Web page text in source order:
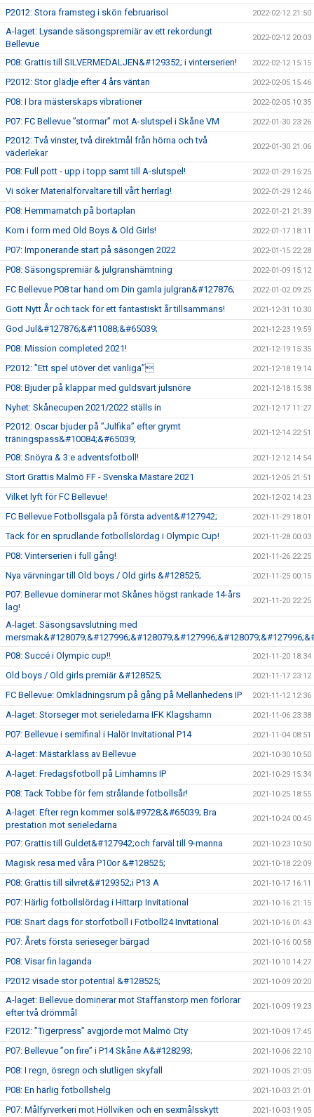
P2012: Stora framsteg i skön februarisol 2022-02-12 21:50
A-laget: Lysande säsongspremiär av ett rekordungt
Bellevue
2022-02-12 20:03
P08: Grattis till SILVERMEDALJEN&#129352; i vinterserien! 2022-02-12 15:15
P2012: Stor glädje efter 4 års väntan 2022-02-05 15:46
P08: I bra mästerskaps vibrationer 2022-02-05 10:35
P07: FC Bellevue ”stormar” mot A-slutspel i Skåne VM 2022-01-30 23:26
P2012: Två vinster, två direktmål från hörna och två
väderlekar
2022-01-30 21:06
P08: Full pott - upp i topp samt till A-slutspel! 2022-01-29 15:25
Vi söker Materialförvaltare till vårt herrlag! 2022-01-29 12:46
P08: Hemmamatch på bortaplan 2022-01-21 21:39
Kom i form med Old Boys & Old Girls! 2022-01-17 18:11
P07: Imponerande start på säsongen 2022 2022-01-15 22:28
P08: Säsongspremiär & julgranshämtning 2022-01-09 15:12
FC Bellevue P08 tar hand om Din gamla julgran&#127876; 2022-01-02 09:25
Gott Nytt År och tack för ett fantastiskt år tillsammans! 2021-12-31 10:30
God Jul&#127876;&#11088;&#65039; 2021-12-23 19:59
P08: Mission completed 2021! 2021-12-19 15:35
P2012: ”Ett spel utöver det vanliga” 2021-12-18 19:14
P08: Bjuder på klappar med guldsvart julsnöre 2021-12-18 15:38
Nyhet: Skånecupen 2021/2022 ställs in 2021-12-17 11:27
P2012: Oscar bjuder på ”Julfika” efter grymt
träningspass&#10084;&#65039;
2021-12-14 22:51
P08: Snöyra & 3:e adventsfotboll! 2021-12-12 14:54
Stort Grattis Malmö FF - Svenska Mästare 2021 2021-12-05 21:51
Vilket lyft för FC Bellevue! 2021-12-02 14:23
FC Bellevue Fotbollsgala på första advent&#127942; 2021-11-29 18:01
Tack för en sprudlande fotbollslördag i Olympic Cup! 2021-11-28 00:03
P08: Vinterserien i full gång! 2021-11-26 22:25
Nya värvningar till Old boys / Old girls &#128525; 2021-11-25 00:15
P07: Bellevue dominerar mot Skånes högst rankade 14-års
lag!
2021-11-20 22:25
A-laget: Säsongsavslutning med
P08: Succé i Olympic cup!!
2021-11-20 18:34
Old boys / Old girls premiär &#128525; 2021-11-17 23:12
FC Bellevue: Omklädningsrum på gång på Mellanhedens IP 2021-11-12 12:36
A-laget: Storseger mot serieledarna IFK Klagshamn 2021-11-06 23:38
P07: Bellevue i semifinal i Halör Invitational P14 2021-11-04 08:51
A-laget: Mästarklass av Bellevue 2021-10-30 10:50
A-laget: Fredagsfotboll på Limhamns IP 2021-10-29 15:34
P08: Tack Tobbe för fem strålande fotbollsår! 2021-10-25 18:55
A-laget: Efter regn kommer sol&#9728;&#65039; Bra
prestation mot serieledarna
2021-10-24 00:45
P07: Grattis till Guldet&#127942;och farväl till 9-manna 2021-10-23 10:50
Magisk resa med våra P10or &#128525; 2021-10-18 22:09
P08: Grattis till silvret&#129352;i P13 A 2021-10-17 16:11
P07: Härlig fotbollslördag i Hittarp Invitational 2021-10-16 21:15
P08: Snart dags för storfotboll i Fotboll24 Invitational 2021-10-16 01:43
P07: Årets första serieseger bärgad 2021-10-16 00:58
P08: Visar fin laganda 2021-10-10 14:27
P2012 visade stor potential &#128525; 2021-10-09 20:20
A-laget: Bellevue dominerar mot Staffanstorp men förlorar
efter två drömmål
2021-10-09 19:23
F2012: ”Tigerpress” avgjorde mot Malmö City 2021-10-09 17:45
P07: Bellevue ”on fire” i P14 Skåne A&#128293; 2021-10-06 22:10
P08: I regn, ösregn och slutligen skyfall 2021-10-05 21:05
P08: En härlig fotbollshelg 2021-10-03 21:01
P07: Målfyrverkeri mot Höllviken och en sexmålsskytt 2021-10-03 19:05